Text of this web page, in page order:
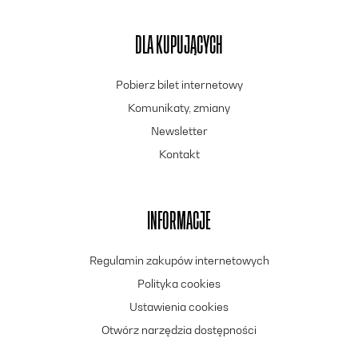
DLA KUPUJĄCYCH
Pobierz bilet internetowy
Komunikaty, zmiany
Newsletter
Kontakt
INFORMACJE
Regulamin zakupów internetowych
Polityka cookies
Ustawienia cookies
Otwórz narzędzia dostępności